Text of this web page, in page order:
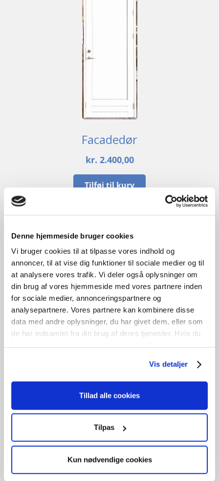
Denne hjemmeside bruger cookies
Vi bruger cookies til at tilpasse vores indhold og
annoncer, til at vise dig funktioner til sociale medier og til
at analysere vores trafik. Vi deler også oplysninger om
din brug af vores hjemmeside med vores partnere inden
for sociale medier, annonceringspartnere og
analysepartnere. Vores partnere kan kombinere disse
data med andre oplysninger, du har givet dem, eller som
de har indsamlet fra din brug af deres tjenester. Hvis du
Vis detaljer
Tillad alle cookies
Tilpas
Kun nødvendige cookies
Facadedør
kr. 2.400,00
Tilføj til kurv
stk. på lager
GENBRUG
Terrassedør
kr.1.000,00
Tilføj til kurv
B95cm /H212cm1stk. på lager